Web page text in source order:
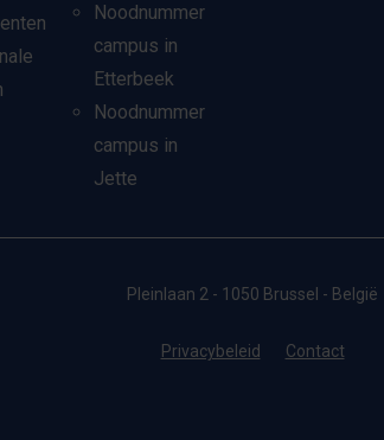
Noodnummer
campus in
Etterbeek
Noodnummer
campus in
Jette
Pleinlaan 2 - 1050 Brussel - België
Privacybeleid Contact